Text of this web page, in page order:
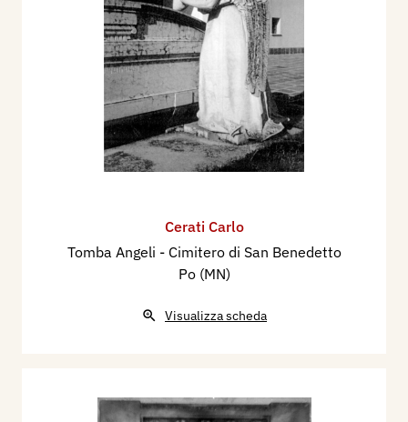
Cerati Carlo
Tomba Angeli - Cimitero di San Benedetto
Po (MN)
Visualizza scheda